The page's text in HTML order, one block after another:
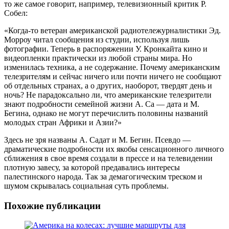
то же самое говорит, например, телевизионный критик Р.
Собел:
«Когда-то ветеран американской радиотележурналистики Эд.
Морроу читал сообщения из студии, используя лишь
фотографии. Теперь в распоряжении У. Кронкайта кино и
видеопленки практически из любой страны мира. Но
изменилась техника, а не содержание. Почему американским
телезрителям и сейчас ничего или почти ничего не сообщают
об отдельных странах, а о других, наоборот, твердят день и
ночь? Не парадоксально ли, что американские телезрители
знают подробности семейной жизни А. Са — дата и М.
Бегина, однако не могут перечислить половины названий
молодых стран Африки и Азии?»
Здесь не зря названы А. Садат и М. Бегин. Псевдо —
драматические подробности их якобы сенсационного личного
сближения в свое время создали в прессе и на телевидении
плотную завесу, за которой предавались интересы
палестинского народа. Так за демагогическим треском и
шумом скрывалась социальная суть проблемы.
Похожие публикации